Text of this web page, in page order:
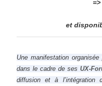
et
Une manifestation
dans le cadre de ses UX-Fo
diffusion et à l’intégration